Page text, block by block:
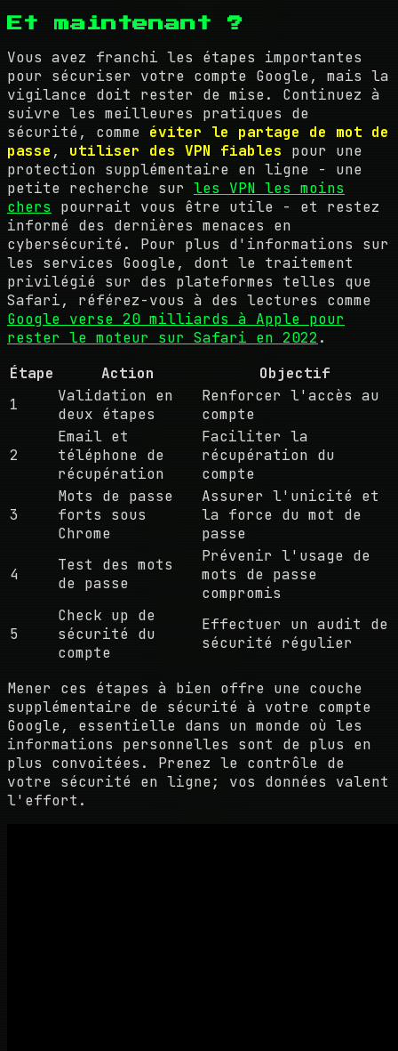
Et maintenant ?
Vous avez franchi les étapes importantes
pour sécuriser votre compte Google, mais la
vigilance doit rester de mise. Continuez à
suivre les meilleures pratiques de
sécurité, comme éviter le partage de mot de
passe , utiliser des VPN fiables pour une
protection supplémentaire en ligne - une
petite recherche sur les VPN les moins
chers pourrait vous être utile - et restez
informé des dernières menaces en
cybersécurité. Pour plus d'informations sur
les services Google, dont le traitement
privilégié sur des plateformes telles que
Safari, référez-vous à des lectures comme
Google verse 20 milliards à Apple pour
rester le moteur sur Safari en 2022 .
Étape
Action
Objectif
1
Validation en
deux étapes
Renforcer l'accès au
compte
2
Email et
téléphone de
récupération
Faciliter la
récupération du
compte
3
Mots de passe
forts sous
Chrome
Assurer l'unicité et
la force du mot de
passe
4
Test des mots
de passe
Prévenir l'usage de
mots de passe
compromis
5
Check up de
sécurité du
compte
Effectuer un audit de
sécurité régulier
Mener ces étapes à bien offre une couche
supplémentaire de sécurité à votre compte
Google, essentielle dans un monde où les
informations personnelles sont de plus en
plus convoitées. Prenez le contrôle de
votre sécurité en ligne; vos données valent
l'effort.